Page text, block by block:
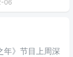
06
年》节目上周深